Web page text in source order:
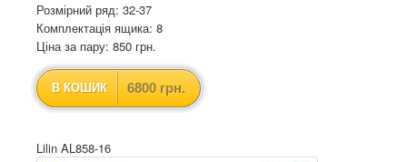
Розмірний ряд: 32-37
Комплектація ящика: 8
Ціна за пару: 850 грн.
В КОШИК 6800 грн.
Lilin AL858-16